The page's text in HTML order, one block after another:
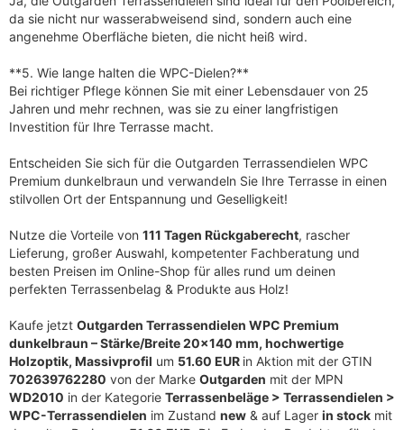
da sie nicht nur wasserabweisend sind, sondern auch eine
angenehme Oberfläche bieten, die nicht heiß wird.
**5. Wie lange halten die WPC-Dielen?**
Bei richtiger Pflege können Sie mit einer Lebensdauer von 25
Jahren und mehr rechnen, was sie zu einer langfristigen
Investition für Ihre Terrasse macht.
Entscheiden Sie sich für die Outgarden Terrassendielen WPC
Premium dunkelbraun und verwandeln Sie Ihre Terrasse in einen
stilvollen Ort der Entspannung und Geselligkeit!
Nutze die Vorteile von 111 Tagen Rückgaberecht, rascher
Lieferung, großer Auswahl, kompetenter Fachberatung und
besten Preisen im Online-Shop für alles rund um deinen
perfekten Terrassenbelag & Produkte aus Holz!
Kaufe jetzt Outgarden Terrassendielen WPC Premium
dunkelbraun – Stärke/Breite 20×140 mm, hochwertige
Holzoptik, Massivprofil um 51.60 EUR in Aktion mit der GTIN
702639762280 von der Marke Outgarden mit der MPN
WD2010 in der Kategorie Terrassenbeläge > Terrassendielen >
WPC-Terrassendielen im Zustand new & auf Lager in stock mit